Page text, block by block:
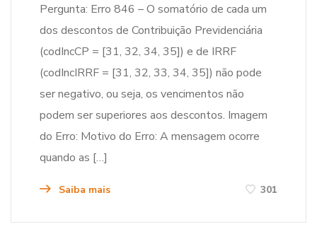
Pergunta: Erro 846 – O somatório de cada um
dos descontos de Contribuição Previdenciária
(codIncCP = [31, 32, 34, 35]) e de IRRF
(codIncIRRF = [31, 32, 33, 34, 35]) não pode
ser negativo, ou seja, os vencimentos não
podem ser superiores aos descontos. Imagem
do Erro: Motivo do Erro: A mensagem ocorre
quando as […]
Saiba mais 301